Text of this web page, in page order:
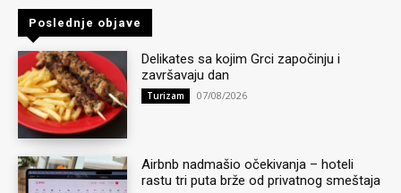
Poslednje objave
Delikates sa kojim Grci započinju i
završavaju dan
Turizam 07/08/2026
Airbnb nadmašio očekivanja – hoteli
rastu tri puta brže od privatnog smeštaja